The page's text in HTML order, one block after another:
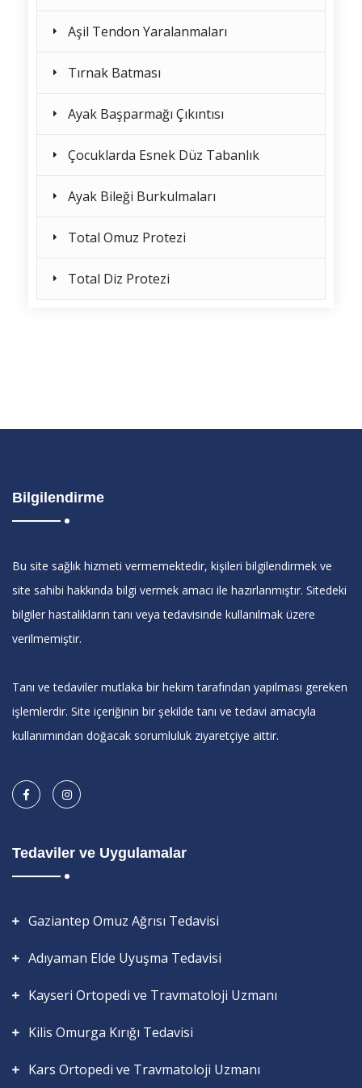
Aşil Tendon Yaralanmaları
Tırnak Batması
Ayak Başparmağı Çıkıntısı
Çocuklarda Esnek Düz Tabanlık
Ayak Bileği Burkulmaları
Total Omuz Protezi
Total Diz Protezi
Bilgilendirme
Bu site sağlık hizmeti vermemektedir, kişileri bilgilendirmek ve
site sahibi hakkında bilgi vermek amacı ile hazırlanmıştır. Sitedeki
bilgiler hastalıkların tanı veya tedavisinde kullanılmak üzere
verilmemiştir.
Tanı ve tedaviler mutlaka bir hekim tarafından yapılması gereken
işlemlerdir. Site içeriğinin bir şekilde tanı ve tedavi amacıyla
kullanımından doğacak sorumluluk ziyaretçiye aittir.
Tedaviler ve Uygulamalar
Gaziantep Omuz Ağrısı Tedavisi
Adıyaman Elde Uyuşma Tedavisi
Kayseri Ortopedi ve Travmatoloji Uzmanı
Kilis Omurga Kırığı Tedavisi
Kars Ortopedi ve Travmatoloji Uzmanı